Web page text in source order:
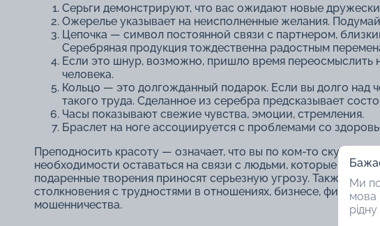
Серьги демонстрируют, что вас ожидают новые
Ожерелье указывает на неисполненные желания.
Цепочка ― символ постоянной связи с партнером,
Серебряная продукция тождественна радостным
Если это шнур, возможно, пришло время переосмыслить
человека.
Кольцо ― это долгожданный подарок. Если вы долго над
такого труда. Сделанное из серебра предсказывает
Часы показывают свежие чувства, эмоции, стремления.
Браслет на ноге ассоциируется с проблемами со
Преподносить красоту ― означает, что вы по ком-то скучаете
необходимости оставаться на связи с людьми, которые
подаренные творения приносят серьезную угрозу. Также
столкновения с трудностями в отношениях, бизнесе,
мошенничества.
Ми
мова